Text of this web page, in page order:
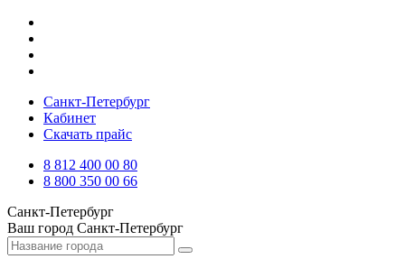
Санкт-Петербург
Кабинет
Скачать прайс
8 812 400 00 80
8 800 350 00 66
Санкт-Петербург
Ваш город Санкт-Петербург